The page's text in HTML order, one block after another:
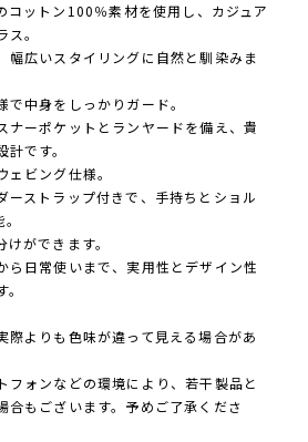
コットン100％素材を使用し、カジュア
。
幅広いスタイリングに自然と馴染みま
中身をしっかりガード。
ナーポケットとランヤードを備え、貴
です。
ビング仕様。
ーストラップ付きで、手持ちとショル
ができます。
ら日常使いまで、実用性とデザイン性
よりも色味が違って見える場合があ
フォンなどの環境により、若干製品と
合もございます。予めご了承くださ